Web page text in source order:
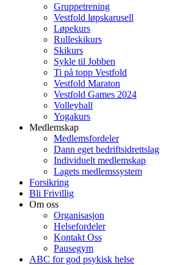
Gruppetrening
Vestfold løpskarusell
Løpekurs
Rulleskikurs
Skikurs
Sykle til Jobben
Ti på topp Vestfold
Vestfold Maraton
Vestfold Games 2024
Volleyball
Yogakurs
Medlemskap
Medlemsfordeler
Dann eget bedriftsidrettslag
Individuelt medlemskap
Lagets medlemssystem
Forsikring
Bli Frivillig
Om oss
Organisasjon
Helsefordeler
Kontakt Oss
Pausegym
ABC for god psykisk helse